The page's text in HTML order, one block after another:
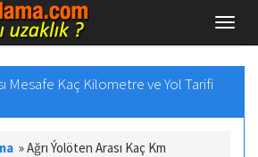
Mesafe Kaç Kilometre ve Yol Tarifi
»Ağrı Ýolöten Arası Kaç Km